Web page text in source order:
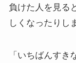
負けた人を見る
しくなったりし
「いちばんすき